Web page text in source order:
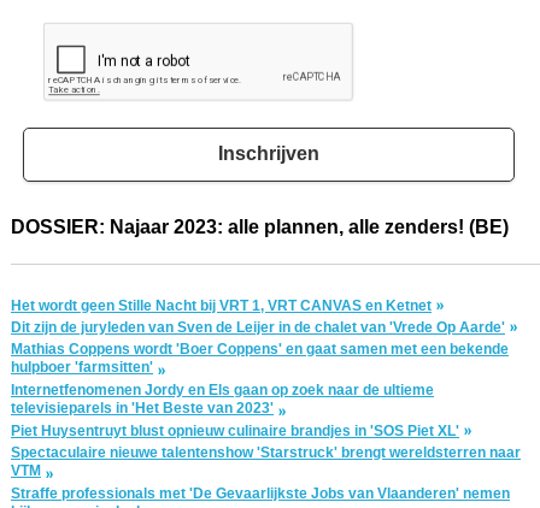
Inschrijven
DOSSIER: Najaar 2023: alle plannen, alle zenders! (BE)
Het wordt geen Stille Nacht bij VRT 1, VRT CANVAS en Ketnet
Dit zijn de juryleden van Sven de Leijer in de chalet van 'Vrede Op Aarde'
Mathias Coppens wordt 'Boer Coppens' en gaat samen met een bekende
hulpboer 'farmsitten'
Internetfenomenen Jordy en Els gaan op zoek naar de ultieme
televisieparels in 'Het Beste van 2023'
Piet Huysentruyt blust opnieuw culinaire brandjes in 'SOS Piet XL'
Spectaculaire nieuwe talentenshow 'Starstruck' brengt wereldsterren naar
VTM
Straffe professionals met 'De Gevaarlijkste Jobs van Vlaanderen' nemen